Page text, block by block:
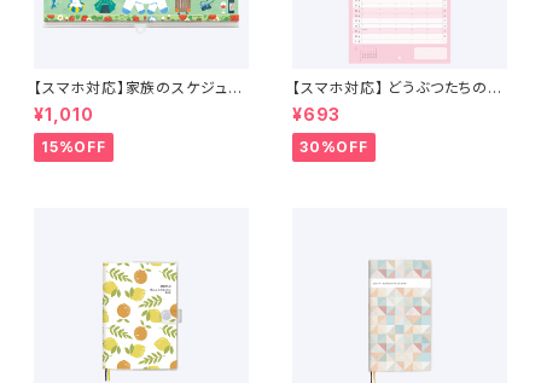
【スマホ対応】家族のスケジュー
ルカレンダー 4月始まり （2026
年4月〜2027年4月）
¥1,010
15%OFF
【スマホ対応】 どうぶつたちのス
ケジュールカレンダー 2026年
4月始まり
¥693
30%OFF